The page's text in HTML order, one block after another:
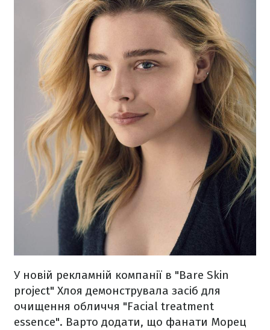
У новій рекламній компанії в "Bare Skin
project" Хлоя демонструвала засіб для
очищення обличчя "Facial treatment
essence". Варто додати, що фанати Морец